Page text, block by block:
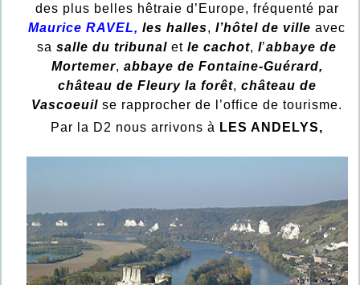
des plus belles hêtraie d’Europe, fréquenté par
Maurice RAVEL, les halles,l’hôtel de ville avec
sasalle du tribunal etle cachot,l’abbaye de
Mortemer, abbaye de Fontaine-Guérard,
château de Fleury la forêt, château de
Vascoeuil se rapprocher de l’office de tourisme.
Par la D2 nous arrivons à LES ANDELYS,